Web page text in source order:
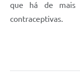
que há de mais
contraceptivas.